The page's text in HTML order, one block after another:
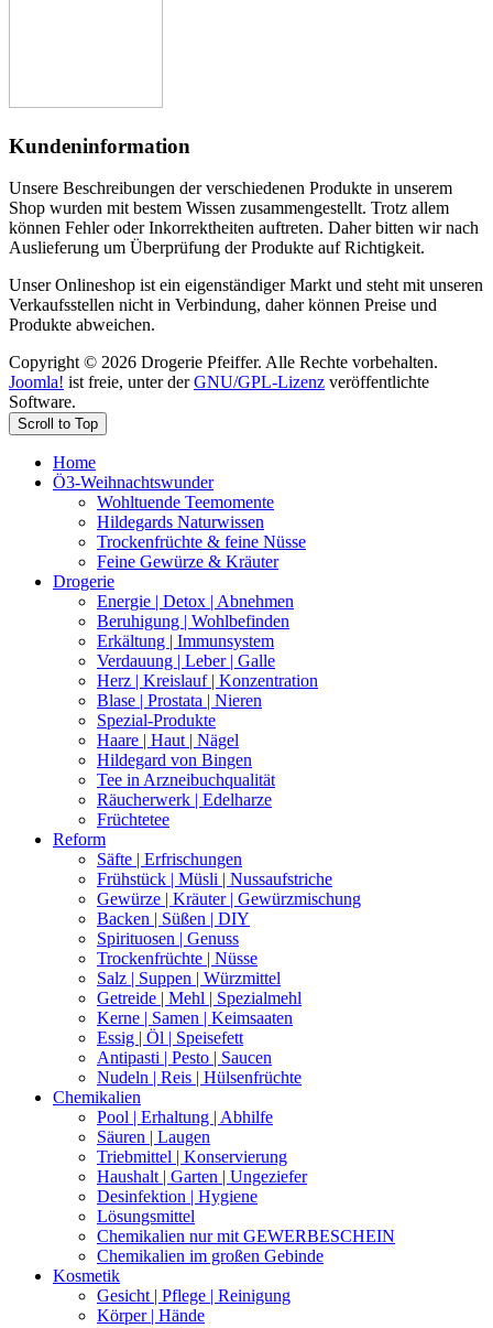
Kundeninformation
Unsere Beschreibungen der verschiedenen Produkte in unserem
Shop wurden mit bestem Wissen zusammengestellt. Trotz allem
können Fehler oder Inkorrektheiten auftreten. Daher bitten wir nach
Auslieferung um Überprüfung der Produkte auf Richtigkeit.
Unser Onlineshop ist ein eigenständiger Markt und steht mit unseren
Verkaufsstellen nicht in Verbindung, daher können Preise und
Produkte abweichen.
Copyright © 2026 Drogerie Pfeiffer. Alle Rechte vorbehalten.
Joomla! ist freie, unter derGNU/GPL-Lizenz veröffentlichte
Software.
Scroll to Top
Home
Ö3-Weihnachtswunder
Wohltuende Teemomente
Hildegards Naturwissen
Trockenfrüchte & feine Nüsse
Feine Gewürze & Kräuter
Drogerie
Energie | Detox | Abnehmen
Beruhigung | Wohlbefinden
Erkältung | Immunsystem
Verdauung | Leber | Galle
Herz | Kreislauf | Konzentration
Blase | Prostata | Nieren
Spezial-Produkte
Haare | Haut | Nägel
Hildegard von Bingen
Tee in Arzneibuchqualität
Räucherwerk | Edelharze
Früchtetee
Reform
Säfte | Erfrischungen
Frühstück | Müsli | Nussaufstriche
Gewürze | Kräuter | Gewürzmischung
Backen | Süßen | DIY
Spirituosen | Genuss
Trockenfrüchte | Nüsse
Salz | Suppen | Würzmittel
Getreide | Mehl | Spezialmehl
Kerne | Samen | Keimsaaten
Essig | Öl | Speisefett
Antipasti | Pesto | Saucen
Nudeln | Reis | Hülsenfrüchte
Chemikalien
Pool | Erhaltung | Abhilfe
Säuren | Laugen
Triebmittel | Konservierung
Haushalt | Garten | Ungeziefer
Desinfektion | Hygiene
Lösungsmittel
Chemikalien nur mit GEWERBESCHEIN
Chemikalien im großen Gebinde
Kosmetik
Gesicht | Pflege | Reinigung
Körper | Hände